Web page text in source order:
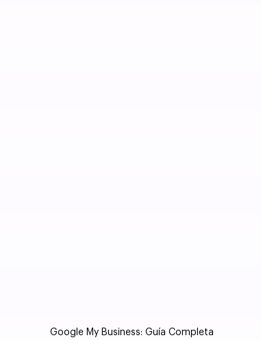
Google My Business: Guía Completa